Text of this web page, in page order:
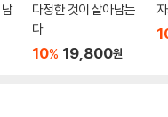
다정한 것이 살아남는
다
10% 19,800원